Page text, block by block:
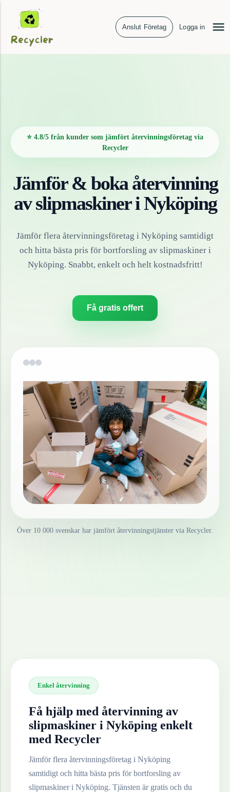
Anslut Företag Logga in
⭐ 4.8/5 från kunder som jämfört återvinningsföretag via
Recycler
Jämför & boka återvinning
avslipmaskineriNyköping
Jämför flera återvinningsföretag i Nyköping samtidigt
och hitta bästa pris för bortforsling av slipmaskineri
Nyköping. Snabbt, enkelt och helt kostnadsfritt!
Få gratis offert
Över 10 000 svenskar har jämfört återvinningstjänster via Recycler.
Enkel återvinning
Få hjälp med återvinning av
slipmaskiner i Nyköping enkelt
med Recycler
Jämför flera återvinningsföretag i Nyköping
samtidigt och hitta bästa pris för bortforsling av
slipmaskineri Nyköping. Tjänsten är gratis och du